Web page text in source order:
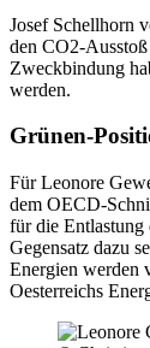
Josef Schellhorn
den CO2-
Zweckbindung
werden.
Grünen-
Für Leonore
dem OECD-
für die Entlastung
Gegensatz dazu
Energien werden
Oesterreichs